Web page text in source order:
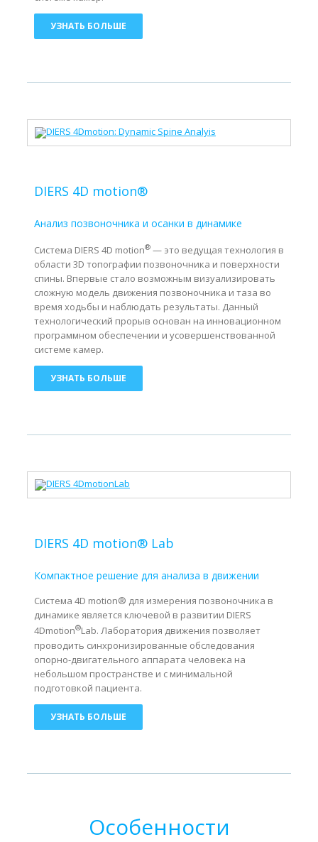
УЗНАТЬ БОЛЬШЕ
DIERS 4D motion®
Анализ позвоночника и осанки в динамике
Система DIERS 4D motion® — это ведущая технология в
области 3D топографии позвоночника и поверхности
спины. Впервые стало возможным визуализировать
сложную модель движения позвоночника и таза во
время ходьбы и наблюдать результаты. Данный
технологический прорыв основан на инновационном
программном обеспечении и усовершенствованной
системе камер.
УЗНАТЬ БОЛЬШЕ
DIERS 4D motion® Lab
Компактное решение для анализа в движении
Система 4D motion® для измерения позвоночника в
динамике является ключевой в развитии DIERS
4Dmotion®Lab. Лаборатория движения позволяет
проводить синхронизированные обследования
опорно-двигательного аппарата человека на
небольшом пространстве и с минимальной
подготовкой пациента.
УЗНАТЬ БОЛЬШЕ
Особенности